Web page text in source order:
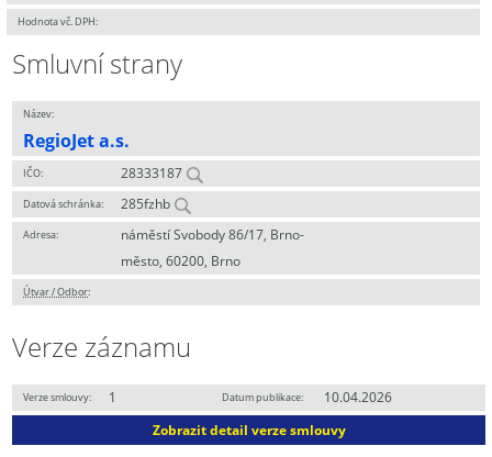
Hodnota vč. DPH:
Smluvní strany
Název:
RegioJet a.s.
IČO: 28333187
Datová schránka: 285fzhb
Adresa:
náměstí Svobody 86/17, Brno-
město, 60200, Brno
Útvar / Odbor:
Verze záznamu
Verze smlouvy: 1 Datum publikace:
10.04.2026
Zobrazit detail verze smlouvy